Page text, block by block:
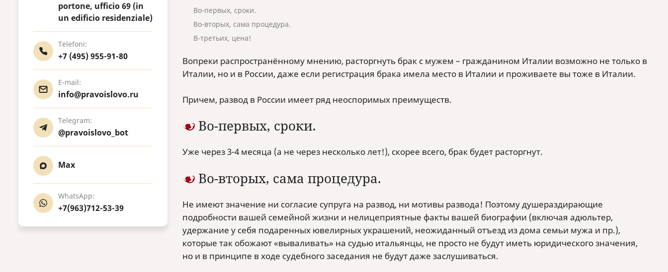
portone, ufficio 69 (in
un edificio residenziale)
Telefoni:
+7 (495) 955-91-80
E-mail:
info@pravoislovo.ru
Telegram:
@pravoislovo_bot
Max
WhatsApp:
+7(963)712-53-39
Во-первых, сроки.
Во-вторых, сама процедура.
В-третьих, цена!
Вопреки распространённому мнению, расторгнуть брак с мужем – гражданином Италии возможно не только в
Италии, но и в России, даже если регистрация брака имела место в Италии и проживаете вы тоже в Италии.
Причем, развод в России имеет ряд неоспоримых преимуществ.
Во-первых, сроки.
Уже через 3-4 месяца (а не через несколько лет!), скорее всего, брак будет расторгнут.
Во-вторых, сама процедура.
Не имеют значение ни согласие супруга на развод, ни мотивы развода! Поэтому душераздирающие
подробности вашей семейной жизни и нелицеприятные факты вашей биографии (включая адюльтер,
удержание у себя подаренных ювелирных украшений, неожиданный отъезд из дома семьи мужа и пр.),
которые так обожают «вываливать» на судью итальянцы, не просто не будут иметь юридического значения,
но и в принципе в ходе судебного заседания не будут даже заслушиваться.